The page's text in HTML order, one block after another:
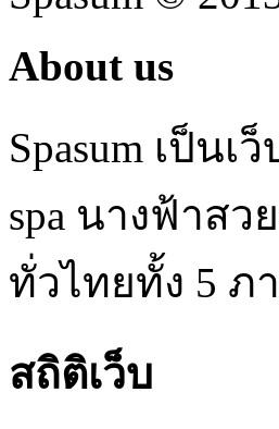
About us
Spasum เป็นเ
spa นางฟ้าส
ทั่วไทยทั้ง 5 ภ
สถิติเว็บ